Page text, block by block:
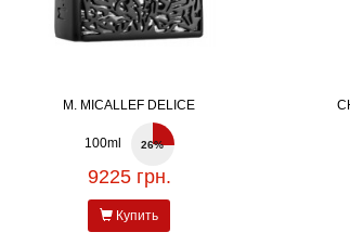
M. MICALLEF DELICE
100ml 26%
9225 грн.
Купить